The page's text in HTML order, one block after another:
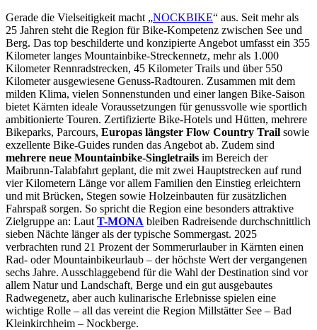
Gerade die Vielseitigkeit macht „NOCKBIKE“ aus. Seit mehr als
25 Jahren steht die Region für Bike-Kompetenz zwischen See und
Berg. Das top beschilderte und konzipierte Angebot umfasst ein 355
Kilometer langes Mountainbike-Streckennetz, mehr als 1.000
Kilometer Rennradstrecken, 45 Kilometer Trails und über 550
Kilometer ausgewiesene Genuss-Radtouren. Zusammen mit dem
milden Klima, vielen Sonnenstunden und einer langen Bike-Saison
bietet Kärnten ideale Voraussetzungen für genussvolle wie sportlich
ambitionierte Touren. Zertifizierte Bike-Hotels und Hütten, mehrere
Bikeparks, Parcours, Europas längster Flow Country Trail sowie
exzellente Bike-Guides runden das Angebot ab. Zudem sind
mehrere neue Mountainbike-Singletrails im Bereich der
Maibrunn-Talabfahrt geplant, die mit zwei Hauptstrecken auf rund
vier Kilometern Länge vor allem Familien den Einstieg erleichtern
und mit Brücken, Stegen sowie Holzeinbauten für zusätzlichen
Fahrspaß sorgen. So spricht die Region eine besonders attraktive
Zielgruppe an: Laut T-MONA bleiben Radreisende durchschnittlich
sieben Nächte länger als der typische Sommergast. 2025
verbrachten rund 21 Prozent der Sommerurlauber in Kärnten einen
Rad- oder Mountainbikeurlaub – der höchste Wert der vergangenen
sechs Jahre. Ausschlaggebend für die Wahl der Destination sind vor
allem Natur und Landschaft, Berge und ein gut ausgebautes
Radwegenetz, aber auch kulinarische Erlebnisse spielen eine
wichtige Rolle – all das vereint die Region Millstätter See – Bad
Kleinkirchheim – Nockberge.